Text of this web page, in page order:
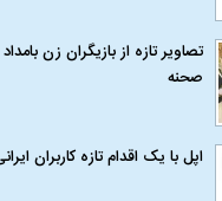
تصاویر تازه از بازیگران زن
صحنه
اپل با یک اقدام تازه کاربران